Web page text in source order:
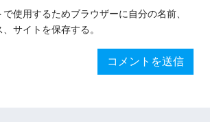
使用するためブラウザーに自分の名前、
サイトを保存する。